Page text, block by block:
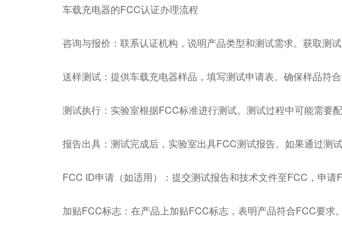
车载充电器的FCC认证办理流程
咨询与报价：联系认证机构，说明产品类型和测试需求。获取测试
送样测试：提供车载充电器样品，填写测试申请表。确保样品符
测试执行：实验室根据FCC标准进行测试。测试过程中可能需要
报告出具：测试完成后，实验室出具FCC测试报告。如果通过测
FCC ID申请（如适用）：提交测试报告和技术文件至FCC，申请
加贴FCC标志：在产品上加贴FCC标志，表明产品符合FCC要求。